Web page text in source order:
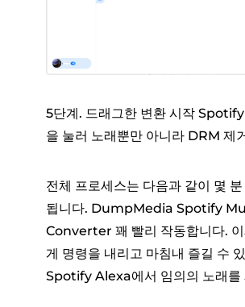
5단계. 드래그한 변환 시작
을 눌러 노래뿐만 아니라 DRM 제
전체 프로세스는 다음과 같이 몇
됩니다. DumpMedia Spotify
Converter 꽤 빨리 작동합니다.
게 명령을 내리고 마침내 즐길 수
Spotify Alexa에서 임의의 노래를